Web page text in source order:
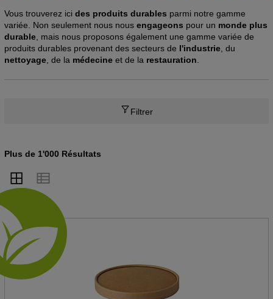
Vous trouverez ici des produits durables parmi notre gamme
variée. Non seulement nous nous engageons pour un monde plus
durable, mais nous proposons également une gamme variée de
produits durables provenant des secteurs de l'industrie, du
nettoyage, de la médecine et de la restauration
Filtrer
Plus de 1'000 Résultats